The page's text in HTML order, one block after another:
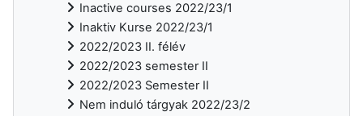
Inactive courses 2022/23/1
Inaktiv Kurse 2022/23/1
2022/2023 II. félév
2022/2023 semester II
2022/2023 Semester II
Nem induló tárgyak 2022/23/2